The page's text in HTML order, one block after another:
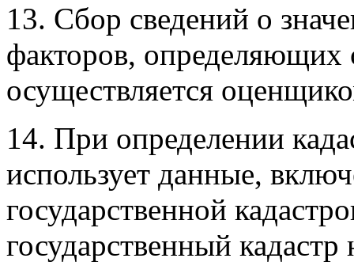
13. Сбор сведений о
факторов, определяющих
осуществляется
14. При определении
использует данные,
государственной
государственный